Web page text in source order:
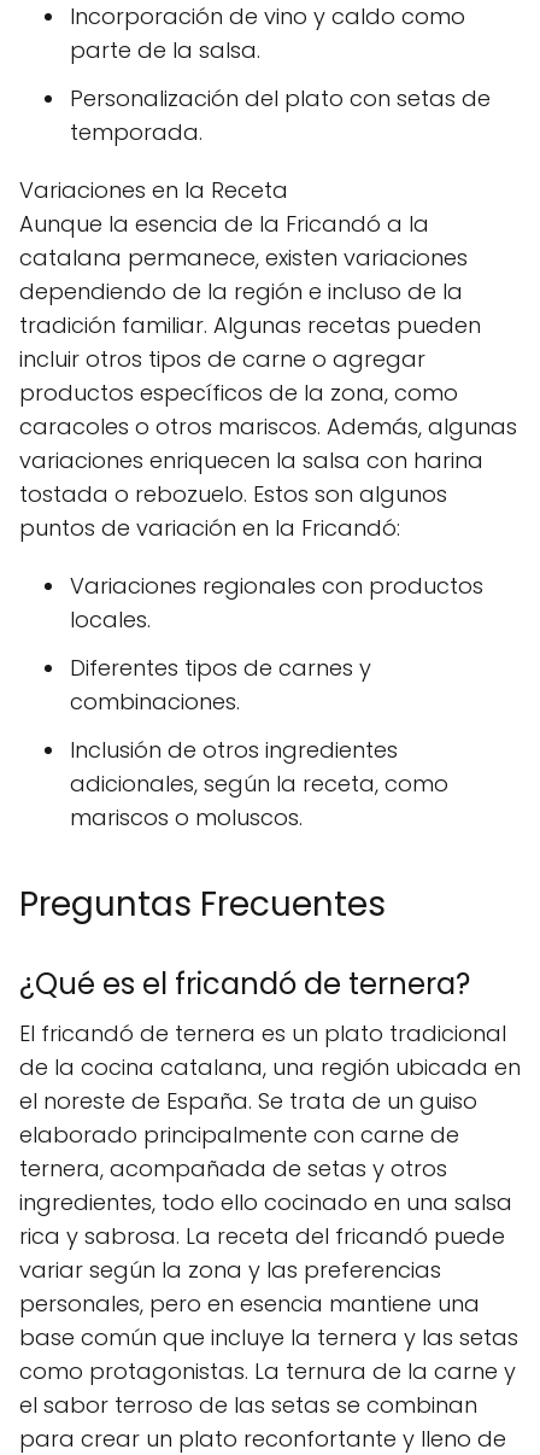
Incorporación de vino y caldo como
parte de la salsa.
Personalización del plato con setas de
temporada.
Variaciones en la Receta
Aunque la esencia de la Fricandó a la
catalana permanece, existen variaciones
dependiendo de la región e incluso de la
tradición familiar. Algunas recetas pueden
incluir otros tipos de carne o agregar
productos específicos de la zona, como
caracoles o otros mariscos. Además, algunas
variaciones enriquecen la salsa con harina
tostada o rebozuelo. Estos son algunos
puntos de variación en la Fricandó:
Variaciones regionales con productos
locales.
Diferentes tipos de carnes y
combinaciones.
Inclusión de otros ingredientes
adicionales, según la receta, como
mariscos o moluscos.
Preguntas Frecuentes
¿Qué es el fricandó de ternera?
El fricandó de ternera es un plato tradicional
de la cocina catalana, una región ubicada en
el noreste de España. Se trata de un guiso
elaborado principalmente con carne de
ternera, acompañada de setas y otros
ingredientes, todo ello cocinado en una salsa
rica y sabrosa. La receta del fricandó puede
variar según la zona y las preferencias
personales, pero en esencia mantiene una
base común que incluye la ternera y las setas
como protagonistas. La ternura de la carne y
el sabor terroso de las setas se combinan
para crear un plato reconfortante y lleno de